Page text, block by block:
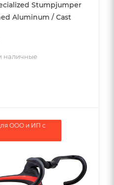
Stumpjumper
Aluminum / Cast
наличные
ООО и ИП с